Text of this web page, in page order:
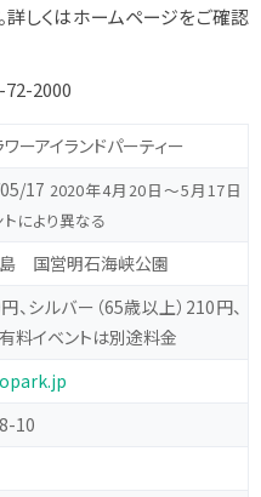
詳しくはホームページをご確認
2000
ーアイランドパーティー
17 2020年4月20日～5月17日
により異なる
国営明石海峡公園
、シルバー（65歳以上）210円、
イベントは別途料金
10